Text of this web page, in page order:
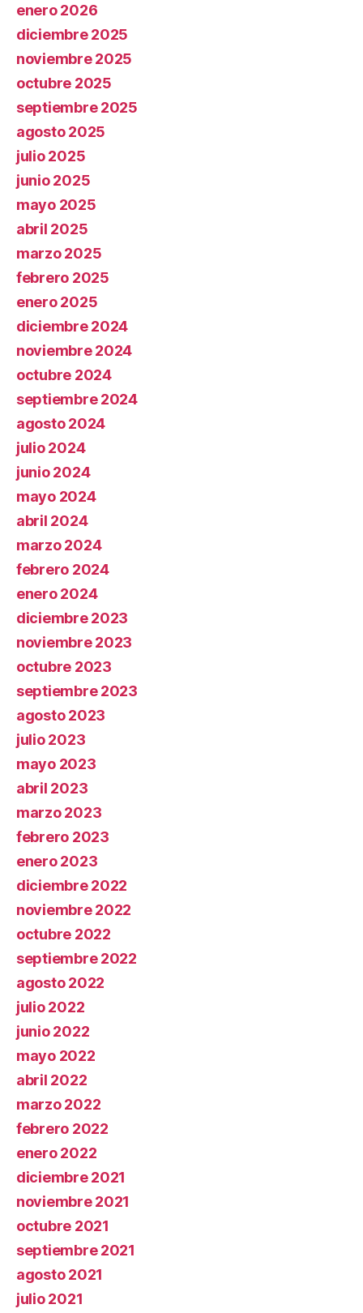
enero 2026
diciembre 2025
noviembre 2025
octubre 2025
septiembre 2025
agosto 2025
julio 2025
junio 2025
mayo 2025
abril 2025
marzo 2025
febrero 2025
enero 2025
diciembre 2024
noviembre 2024
octubre 2024
septiembre 2024
agosto 2024
julio 2024
junio 2024
mayo 2024
abril 2024
marzo 2024
febrero 2024
enero 2024
diciembre 2023
noviembre 2023
octubre 2023
septiembre 2023
agosto 2023
julio 2023
mayo 2023
abril 2023
marzo 2023
febrero 2023
enero 2023
diciembre 2022
noviembre 2022
octubre 2022
septiembre 2022
agosto 2022
julio 2022
junio 2022
mayo 2022
abril 2022
marzo 2022
febrero 2022
enero 2022
diciembre 2021
noviembre 2021
octubre 2021
septiembre 2021
agosto 2021
julio 2021